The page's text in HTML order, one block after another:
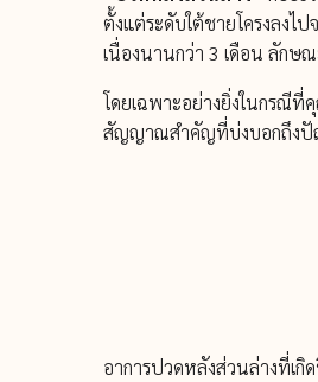
ตั้งแต่ระดับใต้ชายโครงลงไ
เนื่องนานกว่า 3 เดือน ลักษ
โดยเฉพาะอย่างยิ่งในกรณี
สัญญาณสำคัญที่บ่งบอกถึงปัญห
อาการปวดหลังส่วนล่างที่เ